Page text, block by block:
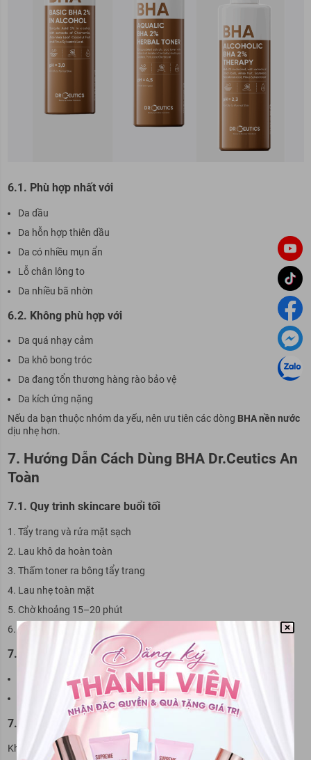
6.1. Phù hợp nhất với
Da dầu
Da hỗn hợp thiên dầu
Da có nhiều mụn ẩn
Lỗ chân lông to
Da nhiều bã nhờn
6.2. Không phù hợp với
Da quá nhạy cảm
Da khô bong tróc
Da đang tổn thương hàng rào bảo vệ
Da kích ứng nặng
Nếu da bạn thuộc nhóm da yếu, nên ưu tiên các dòng BHA nền nước
dịu nhẹ hơn.
7. Hướng Dẫn Cách Dùng BHA Dr.Ceutics An
Toàn
7.1. Quy trình skincare buổi tối
Tẩy trang và rửa mặt sạch
Lau khô da hoàn toàn
Thấm toner ra bông tẩy trang
Lau nhẹ toàn mặt
Chờ khoảng 15–20 phút
Tiếp tục serum phục hồi và kem dưỡng
7.2. Tần suất cho người mới bắt đầu
Tuần đầu: Dùng 2–3 lần/tuần
Sau đó tăng dần nếu da thích nghi tốt
7.3. Bắt buộc dùng kem chống nắng
Khi sử dụng BHA, da sẽ nhạy cảm hơn với ánh nắng nên cần: